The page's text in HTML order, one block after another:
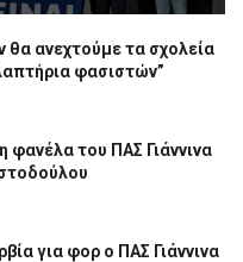
θα ανεχτούμε τα σχολεία
φασιστών”
φανέλα του ΠΑΣ Γιάννινα
για φορ ο ΠΑΣ Γιάννινα